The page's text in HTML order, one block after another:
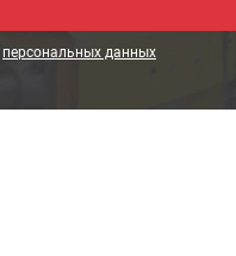
персональных данных